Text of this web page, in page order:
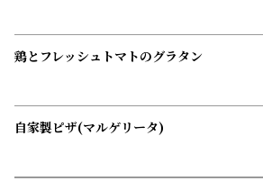
鶏とフレッシュトマトのグラタン
自家製ピザ(マルゲリータ)